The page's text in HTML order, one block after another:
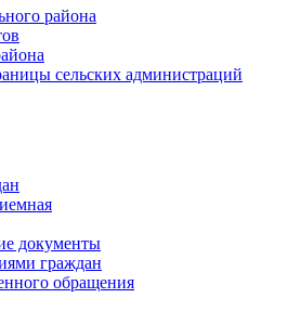
района
сельских администраций
документы
граждан
обращения